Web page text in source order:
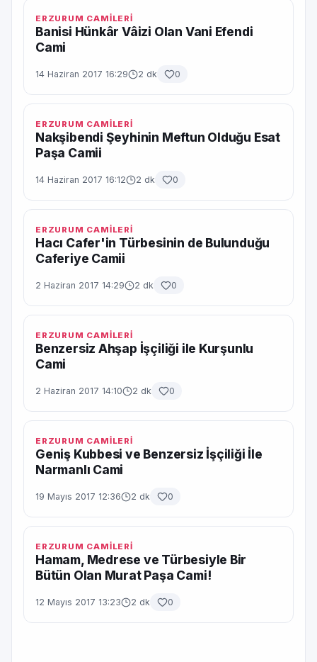
ERZURUM CAMİLERİ
Banisi Hünkâr Vâizi Olan Vani Efendi
Cami
14 Haziran 2017 16:29 2 dk 0
ERZURUM CAMİLERİ
Nakşibendi Şeyhinin Meftun Olduğu Esat
Paşa Camii
14 Haziran 2017 16:12 2 dk 0
ERZURUM CAMİLERİ
Hacı Cafer'in Türbesinin de Bulunduğu
Caferiye Camii
2 Haziran 2017 14:29 2 dk 0
ERZURUM CAMİLERİ
Benzersiz Ahşap İşçiliği ile Kurşunlu
Cami
2 Haziran 2017 14:10 2 dk 0
ERZURUM CAMİLERİ
Geniş Kubbesi ve Benzersiz İşçiliği İle
Narmanlı Cami
19 Mayıs 2017 12:36 2 dk 0
ERZURUM CAMİLERİ
Hamam, Medrese ve Türbesiyle Bir
Bütün Olan Murat Paşa Cami!
12 Mayıs 2017 13:23 2 dk 0